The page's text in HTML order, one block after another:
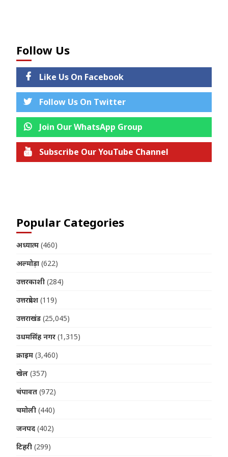
Follow Us
Like Us On Facebook
Follow Us On Twitter
Join Our WhatsApp Group
Subscribe Our YouTube Channel
Popular Categories
अध्यात्म (460)
अल्मोड़ा (622)
उत्तरकाशी (284)
उत्तरप्रदेश (119)
उत्तराखंड (25,045)
उधमसिंह नगर (1,315)
क्राइम (3,460)
खेल (357)
चंपावत (972)
चमोली (440)
जनपद (402)
टिहरी (299)